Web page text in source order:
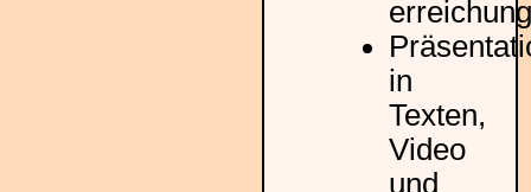
erreichung
in
Texten,
Video
und